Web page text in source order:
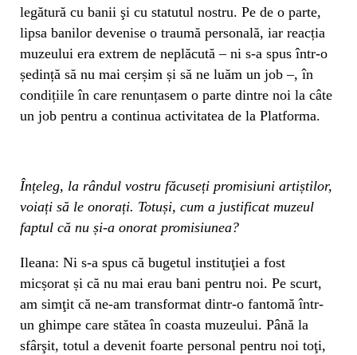
legătură cu banii şi cu statutul nostru. Pe de o parte,
lipsa banilor devenise o traumă personală, iar reacția
muzeului era extrem de neplăcută – ni s-a spus într-o
ședință să nu mai cerșim și să ne luăm un job –, în
condițiile în care renunțasem o parte dintre noi la câte
un job pentru a continua activitatea de la Platforma.
Înțeleg, la rândul vostru făcuseți promisiuni artiștilor,
voiați să le onorați. Totuși, cum a justificat muzeul
faptul că nu și-a onorat promisiunea?
Ileana: Ni s-a spus că bugetul instituţiei a fost
micșorat și că nu mai erau bani pentru noi. Pe scurt,
am simţit că ne-am transformat dintr-o fantomă într-
un ghimpe care stătea în coasta muzeului. Până la
sfârşit, totul a devenit foarte personal pentru noi toţi,